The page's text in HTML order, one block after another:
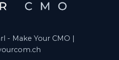
- Make Your CMO |